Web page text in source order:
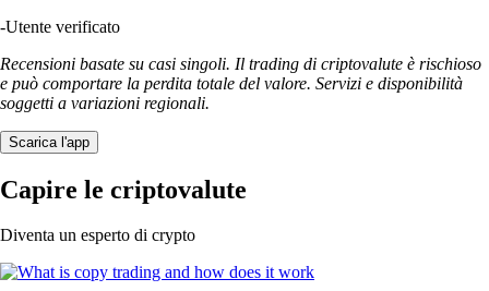
-Utente verificato
Recensioni basate su casi singoli. Il trading di criptovalute è rischioso
e può comportare la perdita totale del valore. Servizi e disponibilità
soggetti a variazioni regionali.
Scarica l'app
Capire le criptovalute
Diventa un esperto di crypto